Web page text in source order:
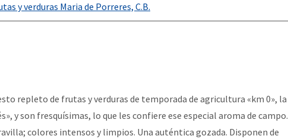
y verduras Maria de Porreres, C.B.
repleto de frutas y verduras de temporada de agricultura «km 0», la
y son fresquísimas, lo que les confiere ese especial aroma de campo.
colores intensos y limpios. Una auténtica gozada. Disponen de